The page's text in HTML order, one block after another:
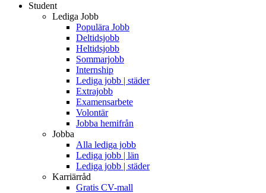
Student
Lediga Jobb
Populära Jobb
Deltidsjobb
Heltidsjobb
Sommarjobb
Internship
Lediga jobb | städer
Extrajobb
Examensarbete
Volontär
Jobba hemifrån
Jobba
Alla lediga jobb
Lediga jobb | län
Lediga jobb | städer
Karriärråd
Gratis CV-mall